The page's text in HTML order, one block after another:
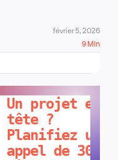
février 5, 2026
9 Min
Un projet en
tête ?
Planifiez un
appel de 30